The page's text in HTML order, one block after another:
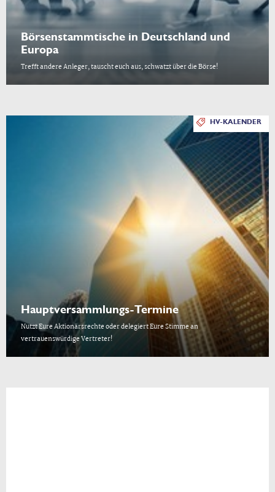
Börsenstammtische in Deutschland und
Europa
Trefft andere Anleger, tauscht euch aus, schwatzt über die Börse!
HV-KALENDER
Hauptversammlungs-Termine
Nutzt Eure Aktionärsrechte oder delegiert Eure Stimme an
vertrauenswürdige Vertreter!